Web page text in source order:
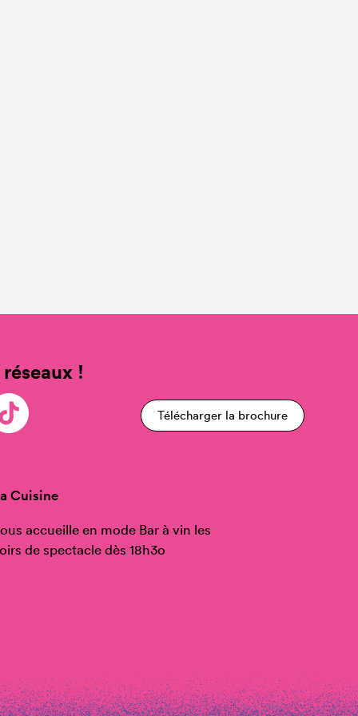
!
Télécharger la brochure
Cuisine
accueille en mode Bar à vin les
de spectacle dès 18h3o